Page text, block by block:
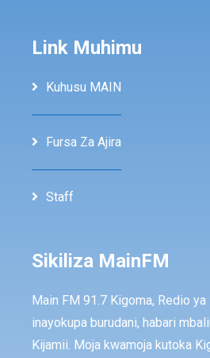
Link Muhimu
Kuhusu MAIN
Fursa Za Ajira
Staff
Sikiliza MainFM
Main FM 91.7 Kigoma, Redio
inayokupa burudani, habari
Kijamii. Moja kwamoja kutoka